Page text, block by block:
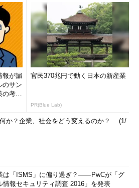
報が漏
サン
の考え
官民370兆円で動く日本の新産業
PR(Blue Lab)
何か？企業、社会をどう変えるのか？ (1/
は「ISMS」に偏り過ぎ？――PwCが「グ
情報セキュリティ調査 2016」を発表